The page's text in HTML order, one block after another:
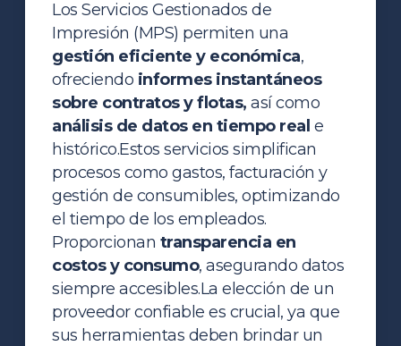
Los Servicios Gestionados de
Impresión (MPS) permiten una
gestión eficiente y económica,
ofreciendo informes instantáneos
sobre contratos y flotas, así como
análisis de datos en tiempo real e
histórico.Estos servicios simplifican
procesos como gastos, facturación y
gestión de consumibles, optimizando
el tiempo de los empleados.
Proporcionan transparencia en
costos y consumo, asegurando datos
siempre accesibles.La elección de un
proveedor confiable es crucial, ya que
sus herramientas deben brindar un